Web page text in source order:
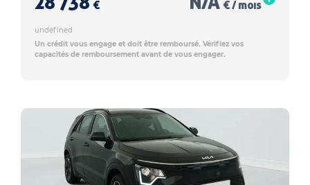
€ € / mois
undefined
Un crédit vous engage et doit être remboursé. Vérifiez vos
capacités de remboursement avant de vous engager.